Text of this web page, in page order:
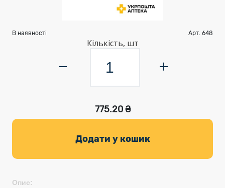
В наявності Арт. 648
Кількість, шт
775.20 ₴
Додати у кошик
Опис: